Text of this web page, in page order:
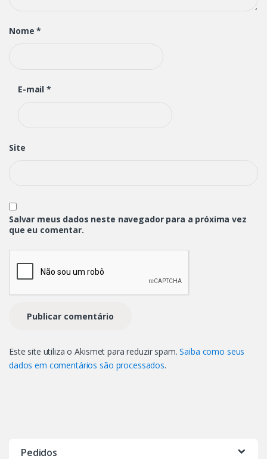
Nome*
E-mail*
Site
Salvar meus dados neste navegador para a próxima vez
que eu comentar.
Este site utiliza o Akismet para reduzir spam.Saiba como seus
dados em comentários são processados.
Pedidos